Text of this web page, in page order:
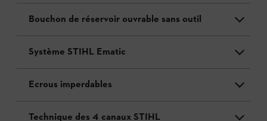
Bouchon de réservoir ouvrable sans outil
Système STIHL Ematic
Ecrous imperdables
Technique des 4 canaux STIHL